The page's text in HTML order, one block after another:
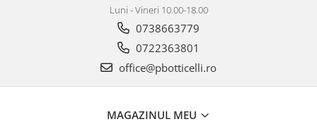
Luni - Vineri 10.00-18.00
0738663779
0722363801
office@pbotticelli.ro
MAGAZINUL MEU